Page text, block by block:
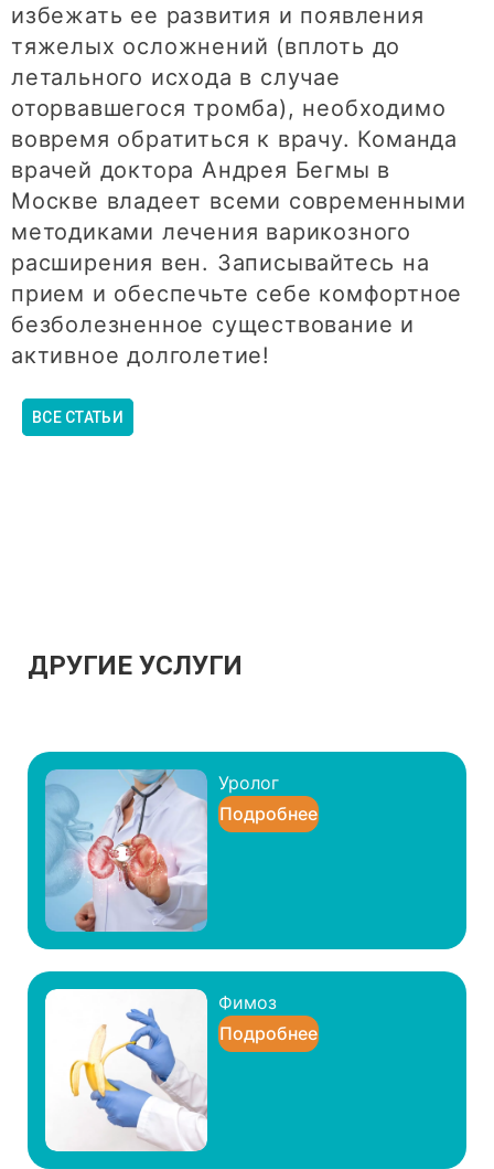
избежать ее развития и появления
тяжелых осложнений (вплоть до
летального исхода в случае
оторвавшегося тромба), необходимо
вовремя обратиться к врачу. Команда
врачей доктора Андрея Бегмы в
Москве владеет всеми современными
методиками лечения варикозного
расширения вен. Записывайтесь на
прием и обеспечьте себе комфортное
безболезненное существование и
активное долголетие!
ВСЕ СТАТЬИ
ДРУГИЕ УСЛУГИ
Уролог
Подробнее
Фимоз
Подробнее